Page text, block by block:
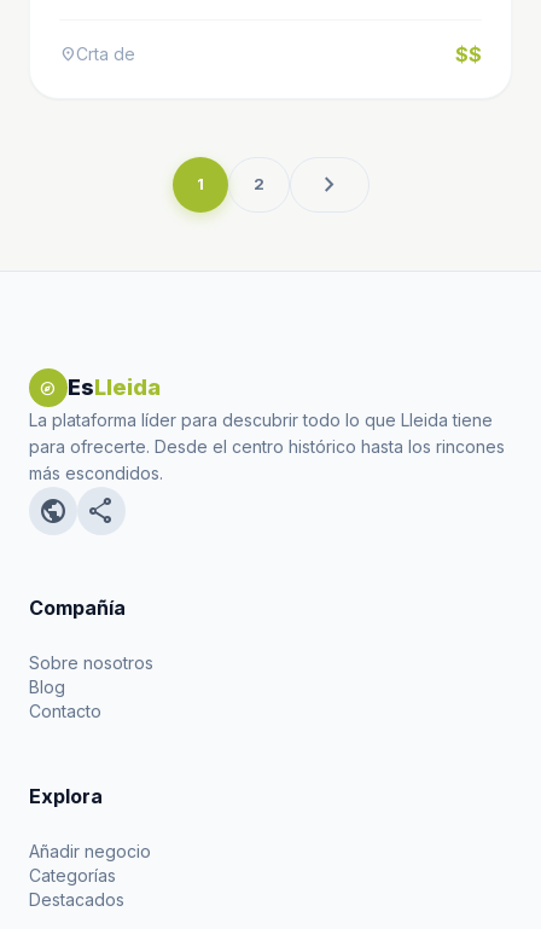
location_onCrta de $$
1 2 chevron_right
explore EsLleida
La plataforma líder para descubrir todo lo que Lleida tiene
para ofrecerte. Desde el centro histórico hasta los rincones
más escondidos.
public share
Compañía
Sobre nosotros
Blog
Contacto
Explora
Añadir negocio
Categorías
Destacados